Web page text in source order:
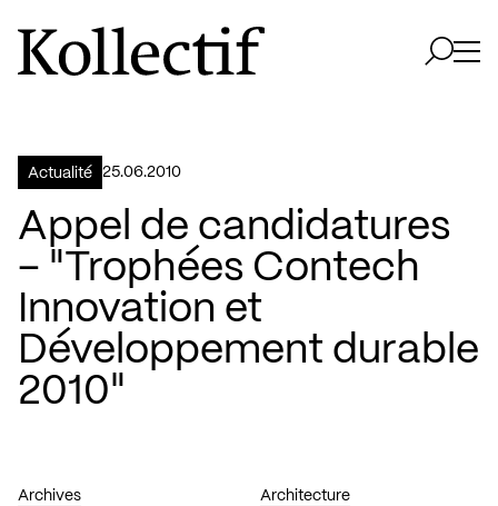
Aller à la page d'accueil
Logo Kollectif
Actualité 25.06.2010
Appel de candidatures
– "Trophées Contech
Innovation et
Développement durable
2010"
Archives Architecture